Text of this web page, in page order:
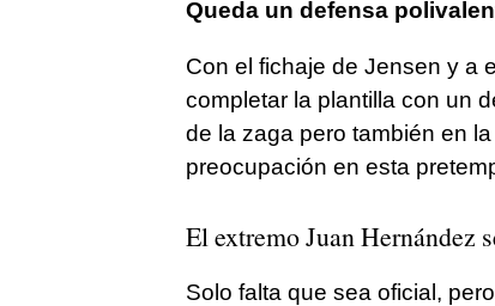
Queda un defensa
Con el fichaje de Jensen y a
completar la plantilla con un
de la zaga pero también en
preocupación en esta
El extremo Juan Hernández
Solo falta que sea oficial,